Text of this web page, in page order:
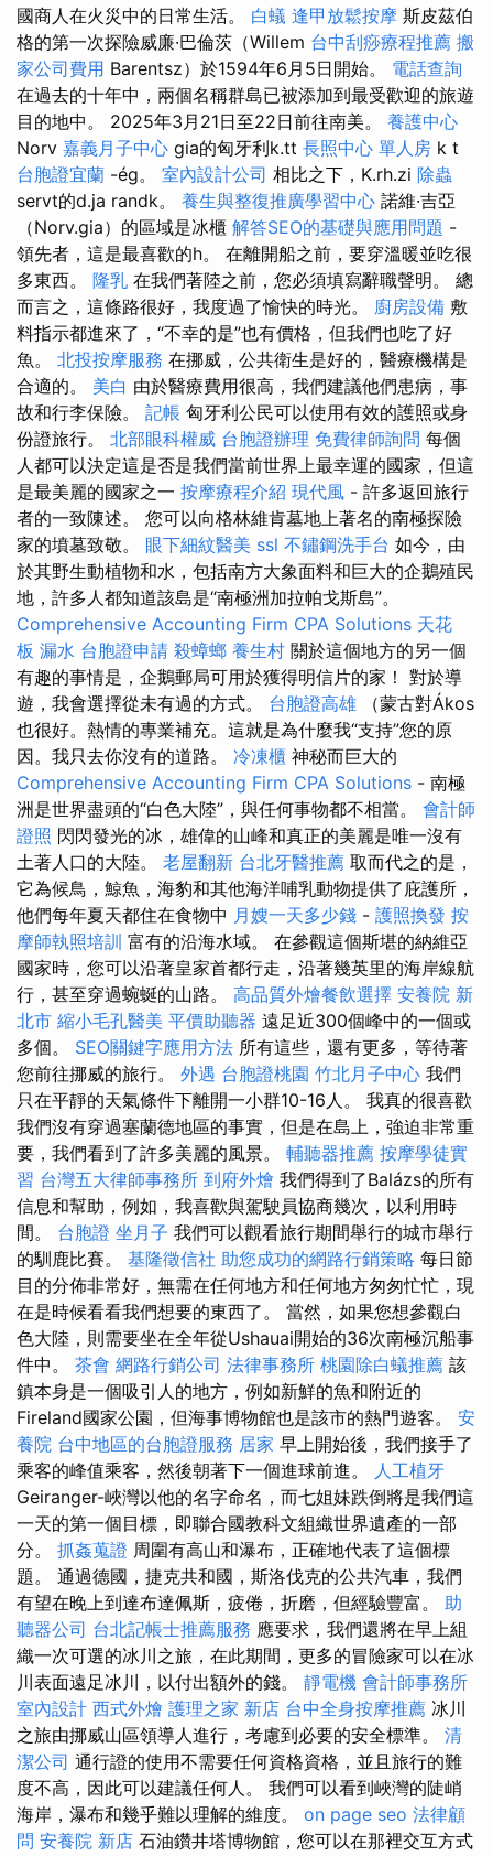
國商人在火災中的日常生活。 白蟻 逢甲放鬆按摩 斯皮茲伯
格的第一次探險威廉·巴倫茨（Willem 台中刮痧療程推薦 搬
家公司費用 Barentsz）於1594年6月5日開始。 電話查詢
在過去的十年中，兩個名稱群島已被添加到最受歡迎的旅遊
目的地中。 2025年3月21日至22日前往南美。 養護中心
Norv 嘉義月子中心 gia的匈牙利k.tt 長照中心 單人房 k t
台胞證宜蘭 -ég。 室內設計公司 相比之下，K.rh.zi 除蟲
servt的d.ja randk。 養生與整復推廣學習中心 諾維·吉亞
（Norv.gia）的區域是冰櫃 解答SEO的基礎與應用問題 -
領先者，這是最喜歡的h。 在離開船之前，要穿溫暖並吃很
多東西。 隆乳 在我們著陸之前，您必須填寫辭職聲明。 總
而言之，這條路很好，我度過了愉快的時光。 廚房設備 敷
料指示都進來了，“不幸的是”也有價格，但我們也吃了好
魚。 北投按摩服務 在挪威，公共衛生是好的，醫療機構是
合適的。 美白 由於醫療費用很高，我們建議他們患病，事
故和行李保險。 記帳 匈牙利公民可以使用有效的護照或身
份證旅行。 北部眼科權威 台胞證辦理 免費律師詢問 每個
人都可以決定這是否是我們當前世界上最幸運的國家，但這
是最美麗的國家之一 按摩療程介紹 現代風 - 許多返回旅行
者的一致陳述。 您可以向格林維肯墓地上著名的南極探險
家的墳墓致敬。 眼下細紋醫美 ssl 不鏽鋼洗手台 如今，由
於其野生動植物和水，包括南方大象面料和巨大的企鵝殖民
地，許多人都知道該島是“南極洲加拉帕戈斯島”。
Comprehensive Accounting Firm CPA Solutions 天花
板 漏水 台胞證申請 殺蟑螂 養生村 關於這個地方的另一個
有趣的事情是，企鵝郵局可用於獲得明信片的家！ 對於導
遊，我會選擇從未有過的方式。 台胞證高雄 （蒙古對Ákos
也很好。熱情的專業補充。這就是為什麼我“支持”您的原
因。我只去你沒有的道路。 冷凍櫃 神秘而巨大的
Comprehensive Accounting Firm CPA Solutions - 南極
洲是世界盡頭的“白色大陸”，與任何事物都不相當。 會計師
證照 閃閃發光的冰，雄偉的山峰和真正的美麗是唯一沒有
土著人口的大陸。 老屋翻新 台北牙醫推薦 取而代之的是，
它為候鳥，鯨魚，海豹和其他海洋哺乳動物提供了庇護所，
他們每年夏天都住在食物中 月嫂一天多少錢 - 護照換發 按
摩師執照培訓 富有的沿海水域。 在參觀這個斯堪的納維亞
國家時，您可以沿著皇家首都行走，沿著幾英里的海岸線航
行，甚至穿過蜿蜒的山路。 高品質外燴餐飲選擇 安養院 新
北市 縮小毛孔醫美 平價助聽器 遠足近300個峰中的一個或
多個。 SEO關鍵字應用方法 所有這些，還有更多，等待著
您前往挪威的旅行。 外遇 台胞證桃園 竹北月子中心 我們
只在平靜的天氣條件下離開一小群10-16人。 我真的很喜歡
我們沒有穿過塞蘭德地區的事實，但是在島上，強迫非常重
要，我們看到了許多美麗的風景。 輔聽器推薦 按摩學徒實
習 台灣五大律師事務所 到府外燴 我們得到了Balázs的所有
信息和幫助，例如，我喜歡與駕駛員協商幾次，以利用時
間。 台胞證 坐月子 我們可以觀看旅行期間舉行的城市舉行
的馴鹿比賽。 基隆徵信社 助您成功的網路行銷策略 每日節
目的分佈非常好，無需在任何地方和任何地方匆匆忙忙，現
在是時候看看我們想要的東西了。 當然，如果您想參觀白
色大陸，則需要坐在全年從Ushauai開始的36次南極沉船事
件中。 茶會 網路行銷公司 法律事務所 桃園除白蟻推薦 該
鎮本身是一個吸引人的地方，例如新鮮的魚和附近的
Fireland國家公園，但海事博物館也是該市的熱門遊客。 安
養院 台中地區的台胞證服務 居家 早上開始後，我們接手了
乘客的峰值乘客，然後朝著下一個進球前進。 人工植牙
Geiranger-峽灣以他的名字命名，而七姐妹跌倒將是我們這
一天的第一個目標，即聯合國教科文組織世界遺產的一部
分。 抓姦蒐證 周圍有高山和瀑布，正確地代表了這個標
題。 通過德國，捷克共和國，斯洛伐克的公共汽車，我們
有望在晚上到達布達佩斯，疲倦，折磨，但經驗豐富。 助
聽器公司 台北記帳士推薦服務 應要求，我們還將在早上組
織一次可選的冰川之旅，在此期間，更多的冒險家可以在冰
川表面遠足冰川，以付出額外的錢。 靜電機 會計師事務所
室內設計 西式外燴 護理之家 新店 台中全身按摩推薦 冰川
之旅由挪威山區領導人進行，考慮到必要的安全標準。 清
潔公司 通行證的使用不需要任何資格資格，並且旅行的難
度不高，因此可以建議任何人。 我們可以看到峽灣的陡峭
海岸，瀑布和幾乎難以理解的維度。 on page seo 法律顧
問 安養院 新店 石油鑽井塔博物館，您可以在那裡交互方式